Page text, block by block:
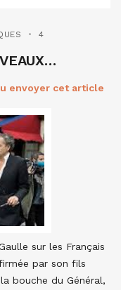
4
envoyer cet article
sur les Français
par son fils
bouche du Général,